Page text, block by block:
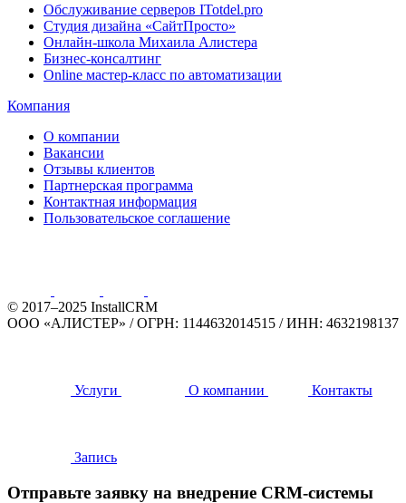
Обслуживание серверов ITotdel.pro
Студия дизайна «СайтПросто»
Онлайн-школа Михаила Алистера
Бизнес-консалтинг
Online мастер-класс по автоматизации
Компания
О компании
Вакансии
Отзывы клиентов
Партнерская программа
Контактная информация
Пользовательское соглашение
© 2017–2025 InstallCRM
ООО «АЛИСТЕР» /ОГРН: 1144632014515 /ИНН: 4632198137
Услуги О компании Контакты
Запись
Отправьте заявку на внедрение CRM-системы